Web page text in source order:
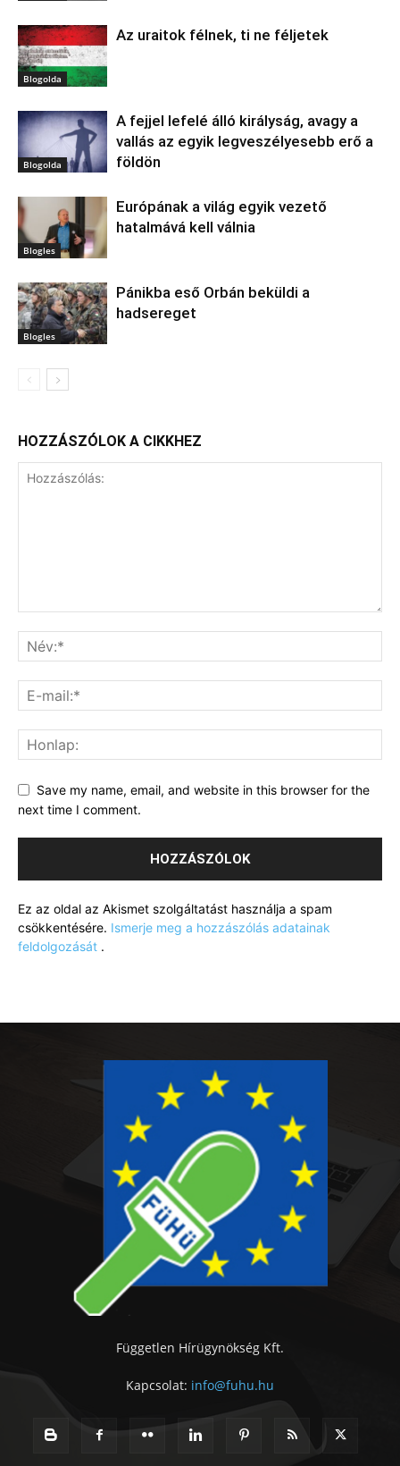
Blogolda
Az uraitok félnek, ti ne féljetek
Blogolda
A fejjel lefelé álló királyság, avagy a
vallás az egyik legveszélyesebb erő a
földön
Blogles
Európának a világ egyik vezető
hatalmává kell válnia
Blogles
Pánikba eső Orbán beküldi a
hadsereget
HOZZÁSZÓLOK A CIKKHEZ
Save my name, email, and website in this browser for the
next time I comment.
Ez az oldal az Akismet szolgáltatást használja a spam
csökkentésére. Ismerje meg a hozzászólás adatainak
feldolgozását .
Független Hírügynökség Kft.
Kapcsolat: info@fuhu.hu